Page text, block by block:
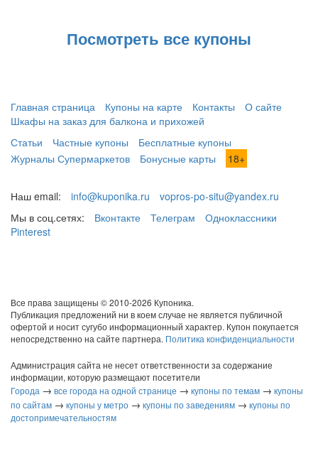
Посмотреть все купоны
Главная страница Купоны на карте Контакты
О сайте
Шкафы на заказ для балкона и прихожей
Статьи
Частные купоны
Бесплатные купоны
Журналы Супермаркетов
Бонусные карты 18+
Наш email: info@kuponika.ru
vopros-po-situ@yandex.ru
Мы в соц.сетях:
Вконтакте Телеграм
Одноклассники
Pinterest
Все права защищены © 2010-2026 Купоника.
Публикация предложений ни в коем случае не является публичной
офертой и носит сугубо информационный характер. Купон покупается
непосредственно на сайте партнера. Политика конфиденциальности
Администрация сайта не несет ответственности за содержание
информации, которую размещают посетители
Города → все города на одной странице → купоны по темам → купоны
по сайтам → купоны у метро → купоны по заведениям → купоны по
достопримечательностям